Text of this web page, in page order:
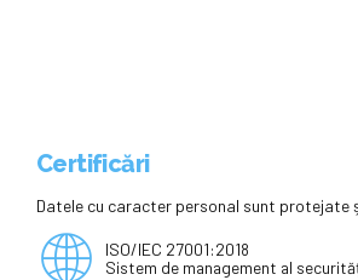
Certificări
Datele cu caracter personal sunt protejate
ISO/IEC 27001:2018
Sistem de management al